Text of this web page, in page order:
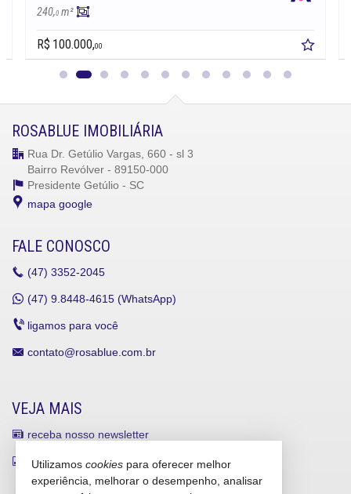
240,0m²
R$ 100.000,00
ROSABLUE IMOBILIÁRIA
Rua Dr. Getúlio Vargas, 660 - sl 3
Bairro Revólver - 89150-000
Presidente Getúlio - SC
mapa google
FALE CONOSCO
(47) 3352-2045
(47) 9.8448-4615 (WhatsApp)
ligamos para você
contato@rosablue.com.br
VEJA MAIS
receba nosso newsletter
indicadores financeiros
cadastre seu imóvel
Utilizamos cookies para oferecer melhor
experiência, melhorar o desempenho, analisar